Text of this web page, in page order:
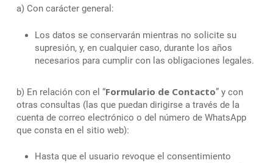
a) Con carácter general:
Los datos se conservarán mientras no solicite su
supresión, y, en cualquier caso, durante los años
necesarios para cumplir con las obligaciones legales.
b) En relación con el “Formulario de Contacto” y con
otras consultas (las que puedan dirigirse a través de la
cuenta de correo electrónico o del número de WhatsApp
que consta en el sitio web):
Hasta que el usuario revoque el consentimiento